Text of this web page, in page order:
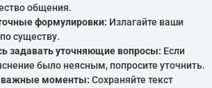
общения.
формулировки: Излагайте ваши
существу.
задавать уточняющие вопросы: Если
было неясным, попросите уточнить.
важные моменты: Сохраняйте текст